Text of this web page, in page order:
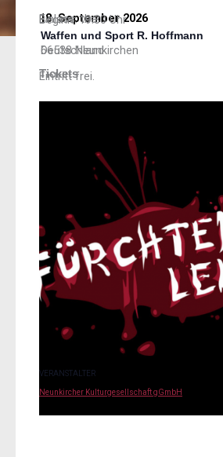
Waffen und Sport R. Hoffmann
66538 Neunkirchen
Deutschland
18. September 2026
Beginn: 19:30 Uhr
Einlass: tba.
Tickets
Eintritt frei.
VERANSTALTER
Neunkircher Kulturgesellschaft gGmbH